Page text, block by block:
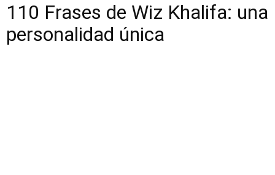
110 Frases de Wiz Khalifa: una
personalidad única